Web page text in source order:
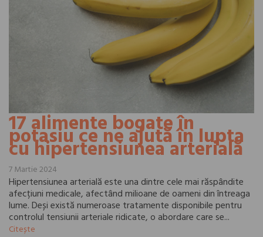
17 alimente bogate în
potasiu ce ne ajută în lupta
cu hipertensiunea arterială
7 Martie 2024
Hipertensiunea arterială este una dintre cele mai răspândite
afecțiuni medicale, afectând milioane de oameni din întreaga
lume. Deși există numeroase tratamente disponibile pentru
controlul tensiunii arteriale ridicate, o abordare care se...
Citește